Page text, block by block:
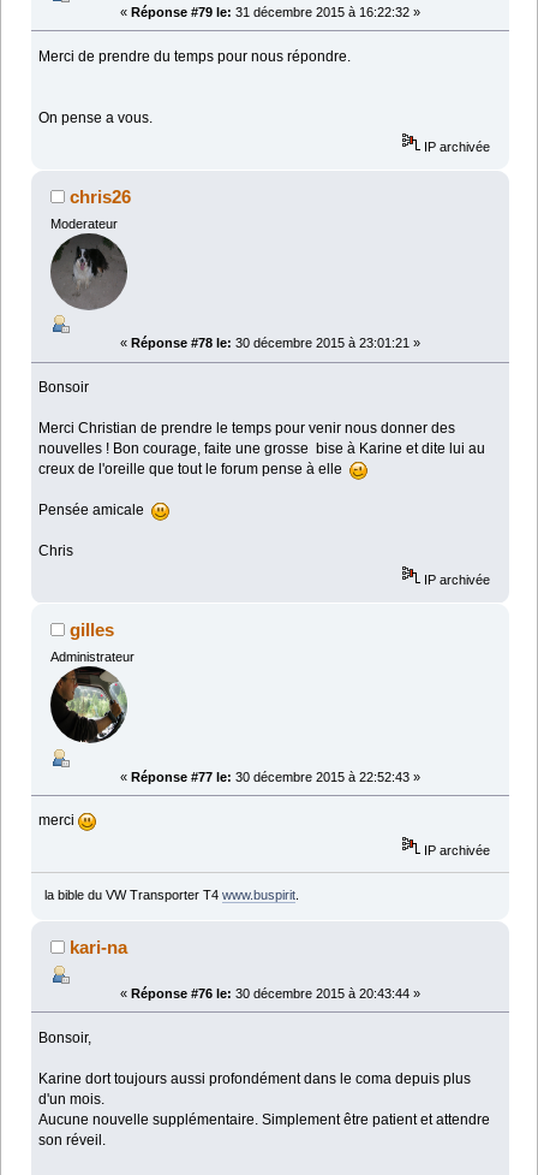
« Réponse #79 le: 31 décembre 2015 à 16:22:32 »
Merci de prendre du temps pour nous répondre.
On pense a vous.
IP archivée
chris26
Moderateur
« Réponse #78 le: 30 décembre 2015 à 23:01:21 »
Bonsoir
Merci Christian de prendre le temps pour venir nous donner des
nouvelles ! Bon courage, faite une grosse bise à Karine et dite lui au
creux de l'oreille que tout le forum pense à elle
Pensée amicale
Chris
IP archivée
gilles
Administrateur
« Réponse #77 le: 30 décembre 2015 à 22:52:43 »
merci
IP archivée
la bible du VW Transporter T4 www.buspirit.
kari-na
« Réponse #76 le: 30 décembre 2015 à 20:43:44 »
Bonsoir,
Karine dort toujours aussi profondément dans le coma depuis plus
d'un mois.
Aucune nouvelle supplémentaire. Simplement être patient et attendre
son réveil.